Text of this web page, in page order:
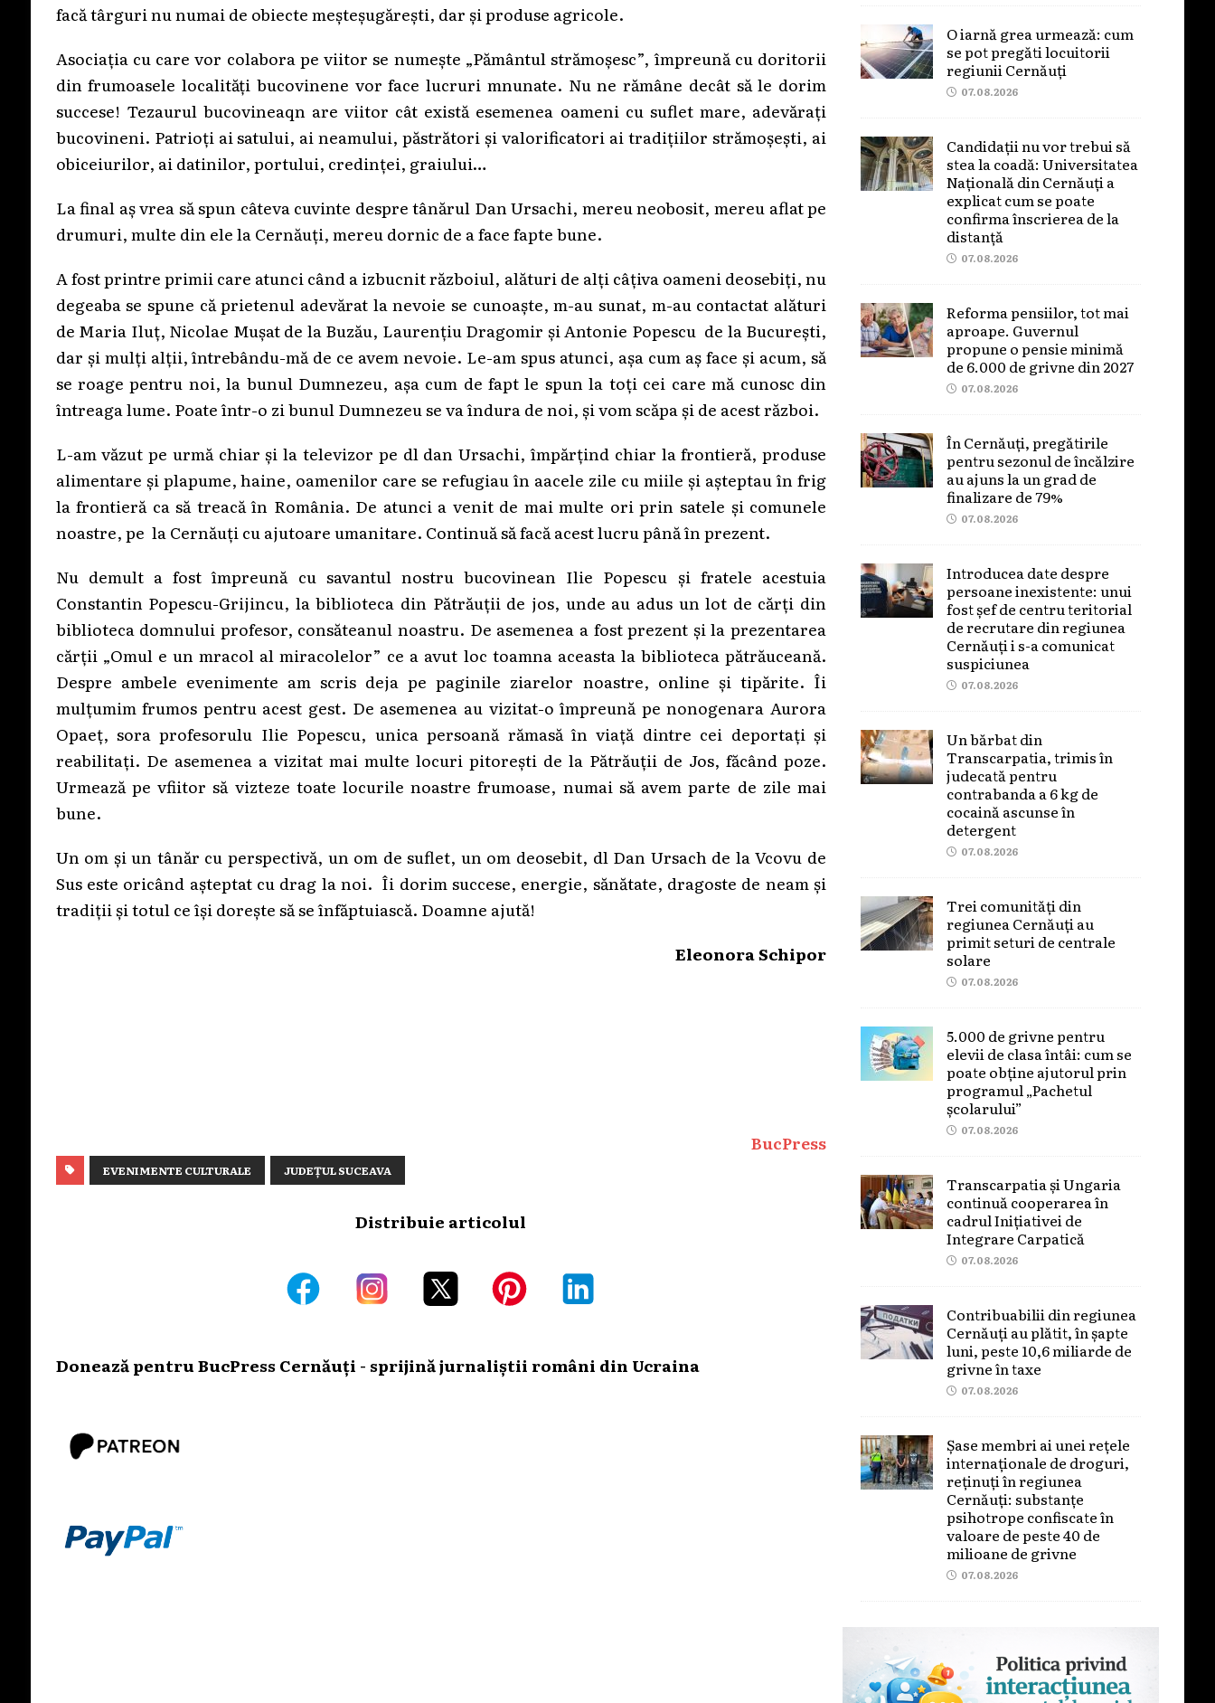
facă târguri nu numai de obiecte meșteșugărești, dar și produse agricole.
Asociația cu care vor colabora pe viitor se numește „Pământul strămoșesc”, împreună cu doritorii
din frumoasele localități bucovinene vor face lucruri mnunate. Nu ne rămâne decât să le dorim
succese! Tezaurul bucovineaqn are viitor cât există esemenea oameni cu suflet mare, adevărați
bucovineni. Patrioți ai satului, ai neamului, păstrători și valorificatori ai tradițiilor strămoșești, ai
obiceiurilor, ai datinilor, portului, credinței, graiului…
La final aș vrea să spun câteva cuvinte despre tânărul Dan Ursachi, mereu neobosit, mereu aflat pe
drumuri, multe din ele la Cernăuți, mereu dornic de a face fapte bune.
A fost printre primii care atunci când a izbucnit războiul, alături de alți câțiva oameni deosebiți, nu
degeaba se spune că prietenul adevărat la nevoie se cunoaște, m-au sunat, m-au contactat alături
de Maria Iluț, Nicolae Mușat de la Buzău, Laurențiu Dragomir și Antonie Popescu de la București,
dar și mulți alții, întrebându-mă de ce avem nevoie. Le-am spus atunci, așa cum aș face și acum, să
se roage pentru noi, la bunul Dumnezeu, așa cum de fapt le spun la toți cei care mă cunosc din
întreaga lume. Poate într-o zi bunul Dumnezeu se va îndura de noi, și vom scăpa și de acest război.
L-am văzut pe urmă chiar și la televizor pe dl dan Ursachi, împărțind chiar la frontieră, produse
alimentare și plapume, haine, oamenilor care se refugiau în aacele zile cu miile și așteptau în frig
la frontieră ca să treacă în România. De atunci a venit de mai multe ori prin satele și comunele
noastre, pe la Cernăuți cu ajutoare umanitare. Continuă să facă acest lucru până în prezent.
Nu demult a fost împreună cu savantul nostru bucovinean Ilie Popescu și fratele acestuia
Constantin Popescu-Grijincu, la biblioteca din Pătrăuții de jos, unde au adus un lot de cărți din
biblioteca domnului profesor, consăteanul noastru. De asemenea a fost prezent și la prezentarea
cărții „Omul e un mracol al miracolelor” ce a avut loc toamna aceasta la biblioteca pătrăuceană.
Despre ambele evenimente am scris deja pe paginile ziarelor noastre, online și tipărite. Îi
mulțumim frumos pentru acest gest. De asemenea au vizitat-o împreună pe nonogenara Aurora
Opaeț, sora profesorulu Ilie Popescu, unica persoană rămasă în viață dintre cei deportați și
reabilitați. De asemenea a vizitat mai multe locuri pitorești de la Pătrăuții de Jos, făcând poze.
Urmează pe vfiitor să vizteze toate locurile noastre frumoase, numai să avem parte de zile mai
bune.
Un om și un tânăr cu perspectivă, un om de suflet, un om deosebit, dl Dan Ursach de la Vcovu de
Sus este oricând așteptat cu drag la noi. Îi dorim succese, energie, sănătate, dragoste de neam și
tradiții și totul ce își dorește să se înfăptuiască. Doamne ajută!
Eleonora Schipor
BucPress
EVENIMENTE CULTURALE JUDEȚUL SUCEAVA
Distribuie articolul
Donează pentru BucPress Cernăuți - sprijină jurnaliștii români din Ucraina
O iarnă grea urmează: cum
se pot pregăti locuitorii
regiunii Cernăuți
07.08.2026
Candidații nu vor trebui să
stea la coadă: Universitatea
Națională din Cernăuți a
explicat cum se poate
confirma înscrierea de la
distanță
07.08.2026
Reforma pensiilor, tot mai
aproape. Guvernul
propune o pensie minimă
de 6.000 de grivne din 2027
07.08.2026
În Cernăuți, pregătirile
pentru sezonul de încălzire
au ajuns la un grad de
finalizare de 79%
07.08.2026
Introducea date despre
persoane inexistente: unui
fost șef de centru teritorial
de recrutare din regiunea
Cernăuți i s-a comunicat
suspiciunea
07.08.2026
Un bărbat din
Transcarpatia, trimis în
judecată pentru
contrabanda a 6 kg de
cocaină ascunse în
detergent
07.08.2026
Trei comunități din
regiunea Cernăuți au
primit seturi de centrale
solare
07.08.2026
5.000 de grivne pentru
elevii de clasa întâi: cum se
poate obține ajutorul prin
programul „Pachetul
școlarului”
07.08.2026
Transcarpatia și Ungaria
continuă cooperarea în
cadrul Inițiativei de
Integrare Carpatică
07.08.2026
Contribuabilii din regiunea
Cernăuți au plătit, în șapte
luni, peste 10,6 miliarde de
grivne în taxe
07.08.2026
Șase membri ai unei rețele
internaționale de droguri,
reținuți în regiunea
Cernăuți: substanțe
psihotrope confiscate în
valoare de peste 40 de
milioane de grivne
07.08.2026